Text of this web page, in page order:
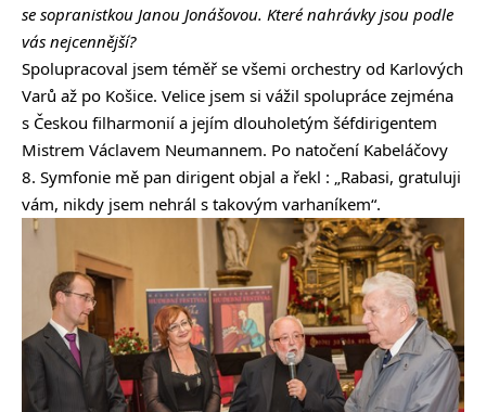
se sopranistkou Janou Jonášovou. Které nahrávky jsou podle
vás nejcennější?
Spolupracoval jsem téměř se všemi orchestry od Karlových
Varů až po Košice. Velice jsem si vážil spolupráce zejména
s Českou filharmonií a jejím dlouholetým šéfdirigentem
Mistrem Václavem Neumannem. Po natočení Kabeláčovy
8. Symfonie mě pan dirigent objal a řekl : „Rabasi, gratuluji
vám, nikdy jsem nehrál s takovým varhaníkem“.